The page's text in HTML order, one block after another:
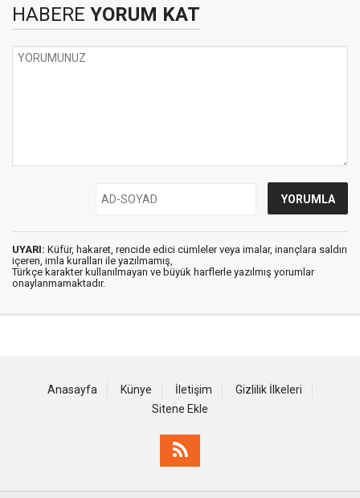
HABERE YORUM KAT
UYARI: Küfür, hakaret, rencide edici cümleler veya imalar, inançlara saldırı
içeren, imla kuralları ile yazılmamış,
Türkçe karakter kullanılmayan ve büyük harflerle yazılmış yorumlar
onaylanmamaktadır.
Anasayfa Künye İletişim
Gizlilik İlkeleri
Sitene Ekle